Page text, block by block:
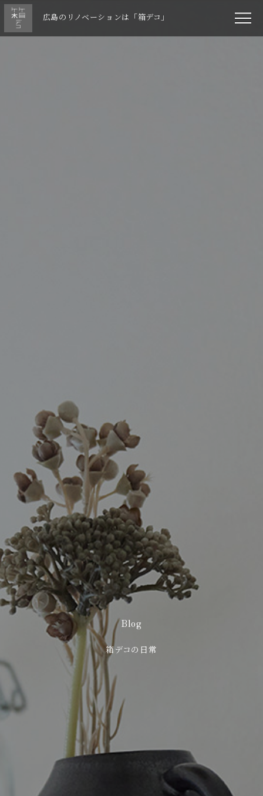
広島のリノベーションは「箱デコ」
Blog
箱デコの日常